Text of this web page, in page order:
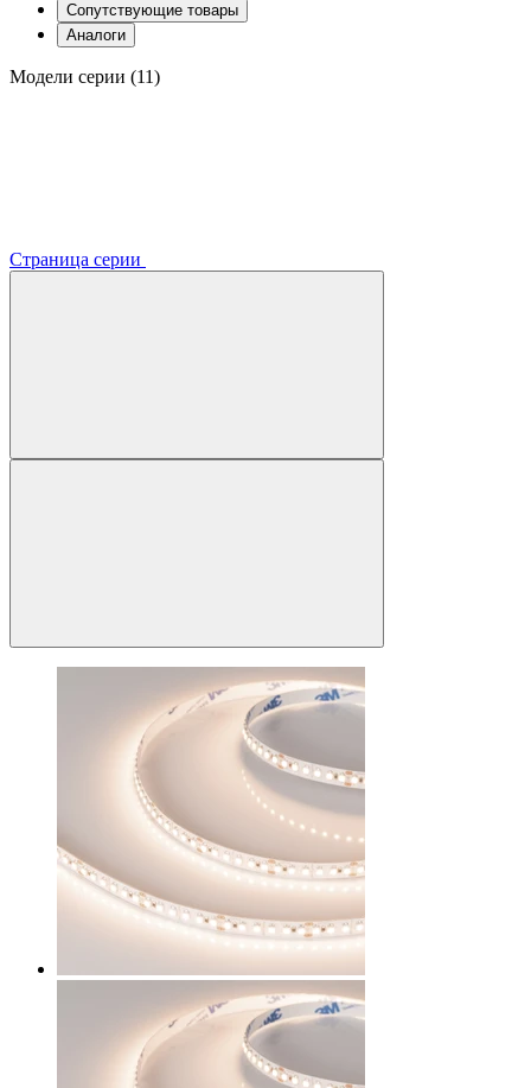
Сопутствующие товары
Аналоги
Модели серии (11)
Страница серии